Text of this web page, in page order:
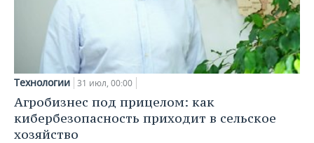
Технологии 31 июл, 00:00
Агробизнес под прицелом: как
кибербезопасность приходит в сельское
хозяйство